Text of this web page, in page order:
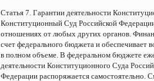
Статья 7. Гарантии деятельности
Конституционный Суд Российской
отношениях от любых других органов.
счет федерального бюджета и обеспечивает
в полном объеме. В федеральном бюджете
деятельности Конституционного Суда
Федерации распоряжается самостоятельно.